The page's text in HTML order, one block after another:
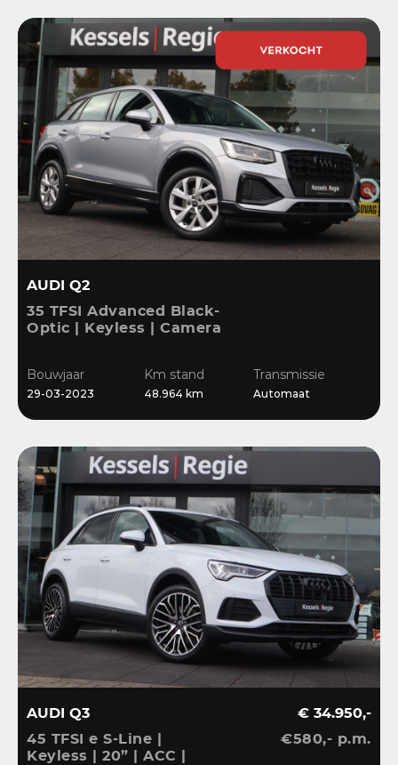
AUDI Q2
35 TFSI Advanced Black-
Optic | Keyless | Camera
Sensoren | DAB
Bouwjaar
29-03-2023
Km stand
48.964 km
Transmissie
Automaat
AUDI Q3
45 TFSI e S-Line |
Keyless | 20” | ACC |
€ 34.950,-
€580,- p.m.